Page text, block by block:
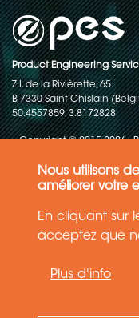
Nous utilisons
améliorer votre
En cliquant sur
acceptez que
Plus d'info
Product Engineering
Z.I. de la Rivièrette, 65
B-7330 Saint-Ghislain
50.4557859, 3.8172828
Copyright © 2015-2026 -
Politique
récent de la